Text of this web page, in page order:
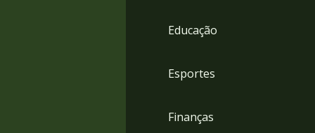
Educação
Esportes
Finanças